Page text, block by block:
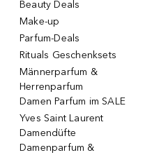
Beauty Deals
Make-up
Parfum-Deals
Rituals Geschenksets
Männerparfum &
Herrenparfum
Damen Parfum im SALE
Yves Saint Laurent
Damendüfte
Damenparfum &